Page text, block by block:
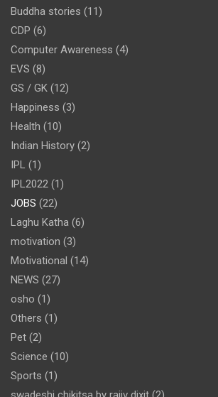
Buddha stories (11)
CDP (6)
Computer Awareness (4)
EVS (8)
GS / GK (12)
Happiness (3)
Health (10)
Indian History (2)
IPL (1)
IPL2022 (1)
JOBS (22)
Laghu Katha (6)
motivation (3)
Motivational (14)
NEWS (27)
osho (1)
Others (1)
Pet (2)
Science (10)
Sports (1)